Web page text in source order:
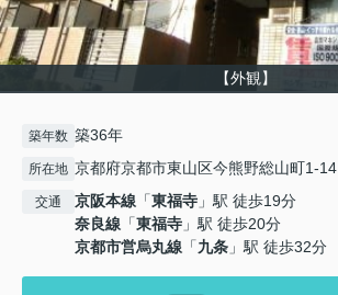
【外観】
築年数 築36年
所在地 京都府京都市東山区今熊野総山町1-14
交通 京阪本線 「東福寺 」駅 徒歩19分
奈良線 「東福寺 」駅 徒歩20分
京都市営烏丸線 「九条 」駅 徒歩32分